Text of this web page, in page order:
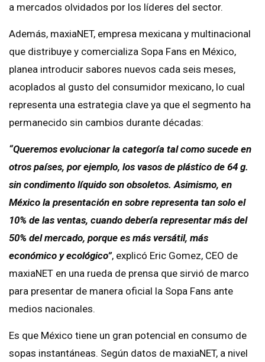
a mercados olvidados por los líderes del sector.
Además, maxiaNET, empresa mexicana y multinacional
que distribuye y comercializa Sopa Fans en México,
planea introducir sabores nuevos cada seis meses,
acoplados al gusto del consumidor mexicano, lo cual
representa una estrategia clave ya que el segmento ha
permanecido sin cambios durante décadas:
“Queremos evolucionar la categoría tal como sucede en
otros países, por ejemplo, los vasos de plástico de 64 g.
sin condimento líquido son obsoletos. Asimismo, en
México la presentación en sobre representa tan solo el
10% de las ventas, cuando debería representar más del
50% del mercado, porque es más versátil, más
económico y ecológico”, explicó Eric Gomez, CEO de
maxiaNET en una rueda de prensa que sirvió de marco
para presentar de manera oficial la Sopa Fans ante
medios nacionales.
Es que México tiene un gran potencial en consumo de
sopas instantáneas. Según datos de maxiaNET, a nivel